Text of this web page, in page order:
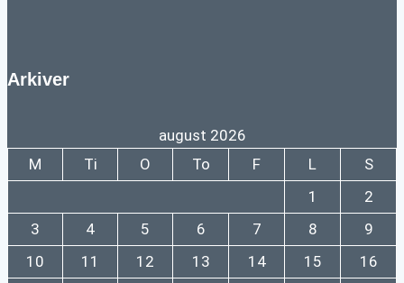
Arkiver
august 2026
M
Ti O To F L
S
1
2
3
4 5 6 7 8
9
10
11 12 13 14 15
16